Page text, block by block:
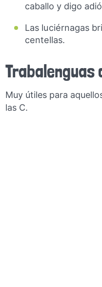
caballo y digo
Las luciérnagas
centellas.
Trabalenguas
Muy útiles para
las C.